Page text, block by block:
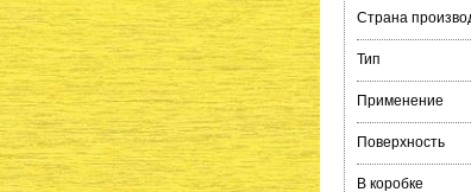
Страна
Тип
Применение
Поверхность
В коробке